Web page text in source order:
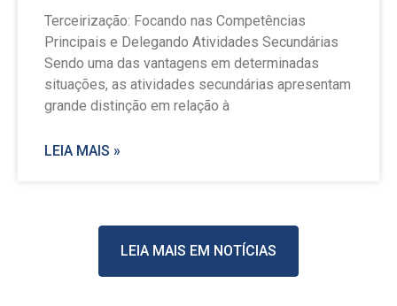
Terceirização: Focando nas Competências
Principais e Delegando Atividades Secundárias
Sendo uma das vantagens em determinadas
situações, as atividades secundárias apresentam
grande distinção em relação à
LEIA MAIS »
LEIA MAIS EM NOTÍCIAS